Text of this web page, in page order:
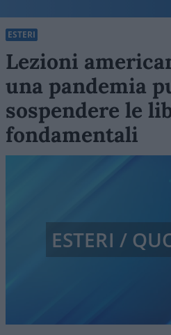
ESTERI
Lezioni
una pandemia
sospendere le
fondamentali
ESTERI /